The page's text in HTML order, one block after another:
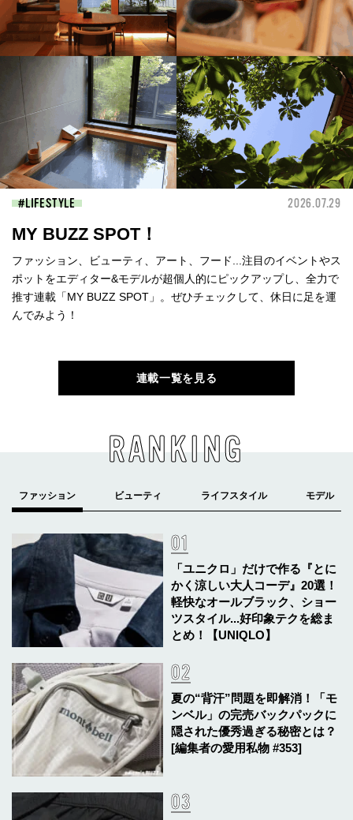
LIFESTYLE 2026.07.29
MY BUZZ SPOT！
ファッション、ビューティ、アート、フード...注目のイベントやス
ポットをエディター&モデルが超個人的にピックアップし、全力で
推す連載「MY BUZZ SPOT」。ぜひチェックして、休日に足を運
んでみよう！
連載一覧を見る
RANKING
「ユニクロ」だけで作る『とに
かく涼しい大人コーデ』20選！
軽快なオールブラック、ショー
ツスタイル...好印象テクを総ま
とめ！【UNIQLO】
夏の“背汗”問題を即解消！「モ
ンベル」の完売バックパックに
隠された優秀過ぎる秘密とは？
[編集者の愛用私物 #353]